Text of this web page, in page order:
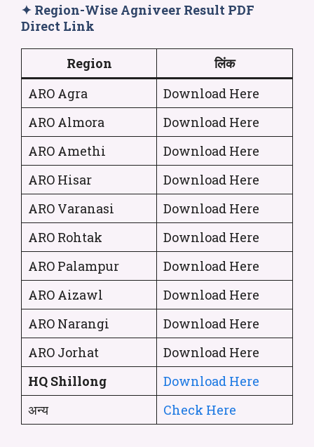
✦ Region-Wise Agniveer Result PDF
Direct Link
Region
लिंक
ARO Agra
Download Here
ARO Almora
Download Here
ARO Amethi
Download Here
ARO Hisar
Download Here
ARO Varanasi
Download Here
ARO Rohtak
Download Here
ARO Palampur
Download Here
ARO Aizawl
Download Here
ARO Narangi
Download Here
ARO Jorhat
Download Here
HQ Shillong
Download Here
अन्य
Check Here